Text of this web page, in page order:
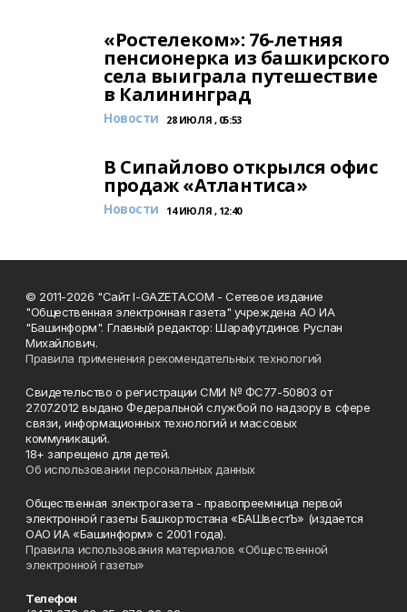
«Ростелеком»: 76-летняя
пенсионерка из башкирского
села выиграла путешествие
в Калининград
Новости 28 ИЮЛЯ , 05:53
В Сипайлово открылся офис
продаж «Атлантиса»
Новости 14 ИЮЛЯ , 12:40
© 2011-2026 "Сайт I-GAZETA.COM - Сетевое издание
"Общественная электронная газета" учреждена АО ИА
"Башинформ". Главный редактор: Шарафутдинов Руслан
Михайлович.
Правила применения рекомендательных технологий
Свидетельство о регистрации СМИ № ФС77-50803 от
27.07.2012 выдано Федеральной службой по надзору в сфере
связи, информационных технологий и массовых
коммуникаций.
18+ запрещено для детей.
Об использовании персональных данных
Общественная электрогазета - правопреемница первой
электронной газеты Башкортостана «БАШвестЪ» (издается
ОАО ИА «Башинформ» с 2001 года).
Правила использования материалов «Общественной
электронной газеты»
Телефон